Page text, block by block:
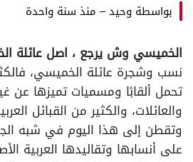
بواسطة وحيد– منذ سنة واحدة
الخميسي وش يرجع ، اصل عائلة
نسب وشجرة عائلة الخميسي،
تحمل ألقابًا ومسميات تميزها عن
والعائلات، والكثير من القبائل
وتقطن إلى هذا اليوم في شبه
على أنسابها وتقاليدها العربية